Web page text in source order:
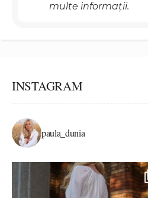
multe informații.
INSTAGRAM
paula_dunia